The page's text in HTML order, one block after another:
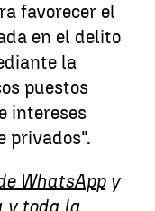
favorecer el
en el delito
la
puestos
intereses
privados".
WhatsAppy
y toda la